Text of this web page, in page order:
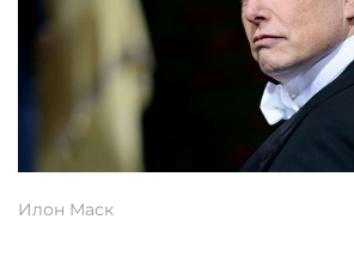
Илон Маск